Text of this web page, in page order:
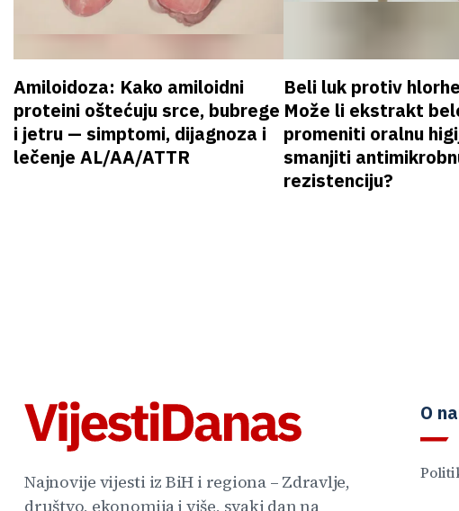
Amiloidoza: Kako amiloidni
proteini oštećuju srce, bubrege
i jetru — simptomi, dijagnoza i
lečenje AL/AA/ATTR
Beli luk protiv
Može li ekstrakt
promeniti oralnu
smanjiti
rezistenciju?
Najnovije vijesti iz BiH i regiona – Zdravlje,
društvo, ekonomija i više, svaki dan na
O